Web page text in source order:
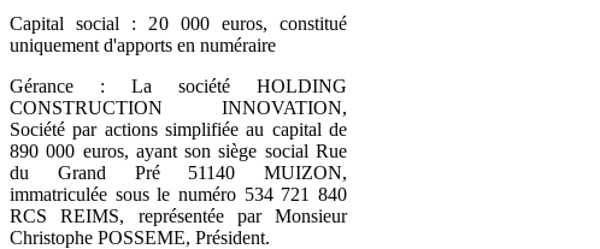
Capital social : 20 000 euros, constitué
uniquement d'apports en numéraire
Gérance : La société HOLDING
CONSTRUCTION INNOVATION,
Société par actions simplifiée au capital de
890 000 euros, ayant son siège social Rue
du Grand Pré 51140 MUIZON,
immatriculée sous le numéro 534 721 840
RCS REIMS, représentée par Monsieur
Christophe POSSEME, Président.